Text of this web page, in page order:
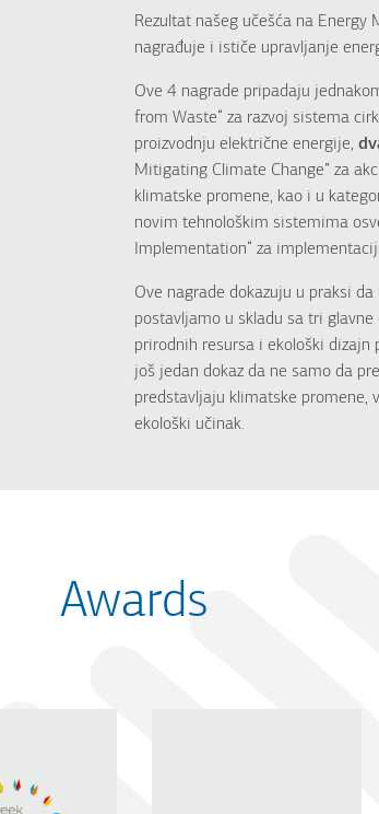
Rezultat našeg učešća na
nagrađuje i ističe upravljanje
Ove 4 nagrade pripadaju
from Waste“ za razvoj sistema
proizvodnju električne energije,
Mitigating Climate Change” za
klimatske promene, kao i u
novim tehnološkim sistemima
Implementation“ za
Ove nagrade dokazuju u praksi
postavljamo u skladu sa tri
prirodnih resursa i ekološki dizajn
još jedan dokaz da ne samo da
predstavljaju klimatske promene,
ekološki učinak.
Awards